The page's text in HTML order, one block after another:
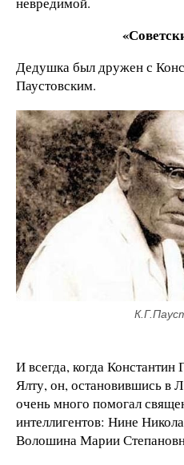
Дедушка был дружен с
Паустовским.
И всегда, когда Константин
Ялту, он, остановившись в
очень много помогал
интеллигентов: Нине
Волошина Марии